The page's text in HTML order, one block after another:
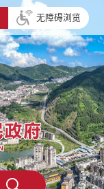
无障碍浏览